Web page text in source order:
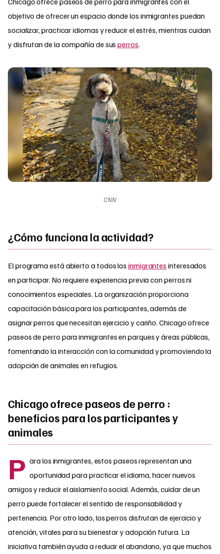
objetivo de ofrecer un espacio donde los inmigrantes puedan
socializar, practicar idiomas y reducir el estrés, mientras cuidan
y disfrutan de la compañía de susperros.
CNN
¿Cómo funciona la actividad?
El programa está abierto a todos losinmigrantes interesados
en participar. No requiere experiencia previa con perros ni
conocimientos especiales. La organización proporciona
capacitación básica para los participantes, además de
asignar perros que necesitan ejercicio y cariño. Chicago ofrece
paseos de perro para inmigrantes en parques y áreas públicas,
fomentando la interacción con la comunidad y promoviendo la
adopción de animales en refugios.
Chicago ofrece paseos de perro :
beneficios para los participantes y
animales
P ara los inmigrantes, estos paseos representan una
oportunidad para practicar el idioma, hacer nuevos
amigos y reducir el aislamiento social. Además, cuidar de un
perro puede fortalecer el sentido de responsabilidad y
pertenencia. Por otro lado, los perros disfrutan de ejercicio y
atención, vitales para su bienestar y adopción futura. La
iniciativa también ayuda a reducir el abandono, ya que muchos